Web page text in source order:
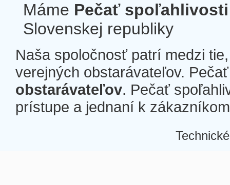
Máme Pečať spoľahlivosti
Slovenskej republiky
Naša spoločnosť patrí medzi
verejných obstarávateľov.
obstarávateľov. Pečať
prístupe a jednaní k